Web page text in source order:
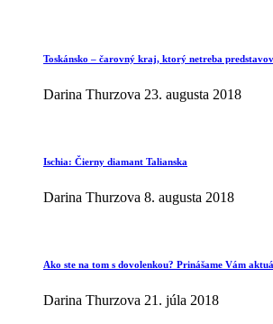
Toskánsko – čarovný kraj, ktorý netreba
Darina Thurzova 23. augusta 2018
Ischia: Čierny diamant Talianska
Darina Thurzova 8. augusta 2018
Ako ste na tom s dovolenkou? Prinášame Vám
Darina Thurzova 21. júla 2018